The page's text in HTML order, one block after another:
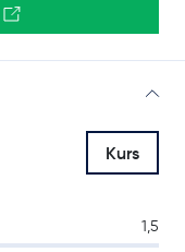
Kurs
1,5